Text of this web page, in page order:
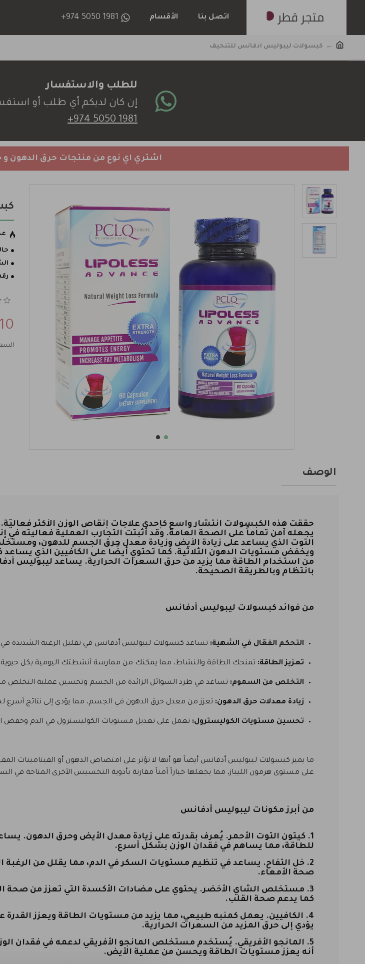
اتصل بنا الأقسام +974 5050 1981
كبسولات ليبوليس ادفانس للتنحيف
للطلب والاستفسار
إن كان لديكم أي طلب أو
+974 5050 1981
اشتري اي نوع من منتجات حرق
الوصف
يجعله آمن تماماً على الصحة العامة. وقد أثبتت التجارب العملية فعاليته
التوت الذي يساعد على زيادة الأيض وزيادة معدل حرق الجسم للدهون،
ويخفض مستويات الدهون الثلاثية. كما تحتوي أيضًا على الكافيين الذي
من استخدام الطاقة مما يزيد من حرق السعرات الحرارية. يساعد ليبوليس
بانتظام وبالطريقة الصحيحة.
من فوائد كبسولات ليبوليس أدفانس
التحكم الفعّال في الشهية: تساعد كبسولات ليبوليس أدفانس في تقليل الرغبة الشديدة
تعزيز الطاقة: تمنحك الطاقة والنشاط، مما يمكنك من ممارسة أنشطتك اليومية بكل حيوية.
التخلص من السموم: تساعد في طرد السوائل الزائدة من الجسم وتحسين عملية التخلص
زيادة معدلات حرق الدهون: تعزز من معدل حرق الدهون في الجسم، مما يؤدي إلى نتائج أسرع
تحسين مستويات الكوليسترول: تعمل على تعديل مستويات الكوليسترول في الدم وخفض
ما يميز كبسولات ليبوليس أدفانس أيضاً هو أنها لا تؤثر على امتصاص الدهون أو الفيتامينات
على مستوى هرمون الليباز، مما يجعلها خياراً آمناً مقارنة بأدوية التخسيس الأخرى المتاحة في
من أبرز مكونات ليبوليس أدفانس
1. كيتون التوت الأحمر. يُعرف بقدرته على زيادة معدل الأيض وحرق الدهون.
للطاقة، مما يساهم في فقدان الوزن بشكل أسرع.
2.
خل التفاح. يساعد في تنظيم مستويات السكر في الدم، مما يقلل من الرغبة
صحة الأمعاء.
3.
مستخلص الشاي الأخضر. يحتوي على مضادات الأكسدة التي تعزز من صحة
كما يدعم صحة القلب.
4.
الكافيين. يعمل كمنبه طبيعي، مما يزيد من مستويات الطاقة ويعزز القدرة
يؤدي إلى حرق المزيد من السعرات الحرارية.
5.
المانجو الأفريقي. يُستخدم مستخلص المانجو الأفريقي لدعمه في فقدان
أنه يعزز مستويات الطاقة ويحسن من عملية الأيض.